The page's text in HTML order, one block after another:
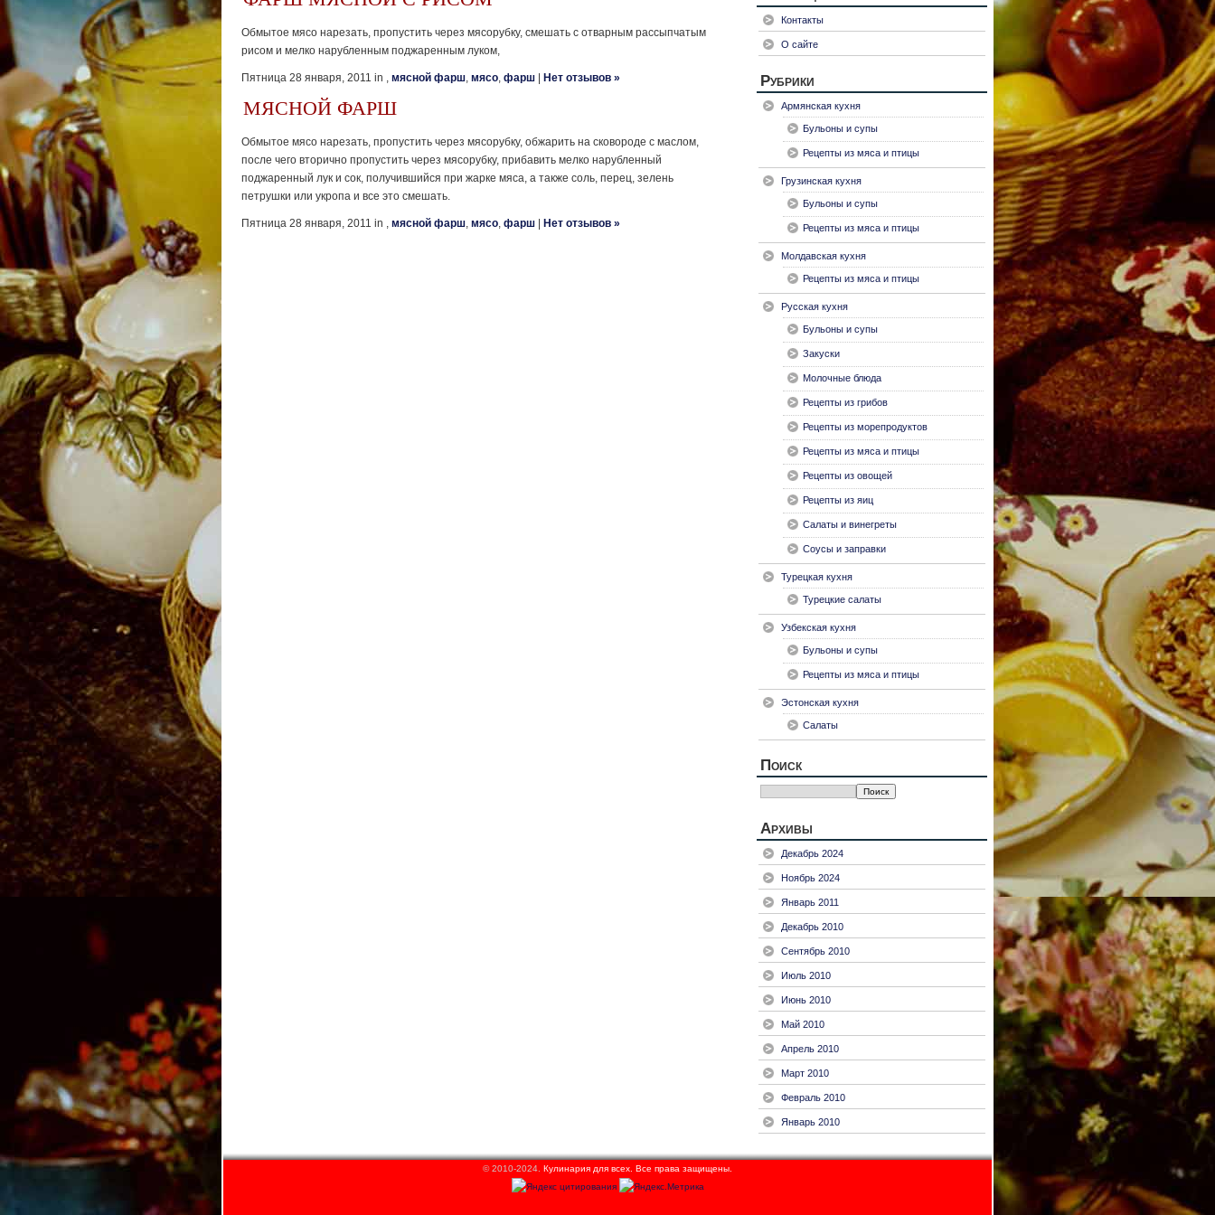
Обмытое мясо нарезать, пропустить через мясорубку, смешать с отварным рассыпчатым
рисом и мелко нарубленным поджаренным луком,
Пятница 28 января, 2011 in , мясной фарш, мясо, фарш Нет отзывов »
МЯСНОЙ ФАРШ
Обмытое мясо нарезать, пропустить через мясорубку, обжарить на сковороде с маслом,
после чего вторично пропустить через мясорубку, прибавить мелко нарубленный
поджаренный лук и сок, получившийся при жарке мяса, а также соль, перец, зелень
петрушки или укропа и все это смешать.
Пятница 28 января, 2011 in , мясной фарш, мясо, фарш Нет отзывов »
Контакты
О сайте
Рубрики
Армянская кухня
Бульоны и супы
Рецепты из мяса и птицы
Грузинская кухня
Бульоны и супы
Рецепты из мяса и птицы
Молдавская кухня
Рецепты из мяса и птицы
Русская кухня
Бульоны и супы
Закуски
Молочные блюда
Рецепты из грибов
Рецепты из морепродуктов
Рецепты из мяса и птицы
Рецепты из овощей
Рецепты из яиц
Салаты и винегреты
Соусы и заправки
Турецкая кухня
Турецкие салаты
Узбекская кухня
Бульоны и супы
Рецепты из мяса и птицы
Эстонская кухня
Салаты
Поиск
Архивы
Декабрь 2024
Ноябрь 2024
Январь 2011
Декабрь 2010
Сентябрь 2010
Июль 2010
Июнь 2010
Май 2010
Апрель 2010
Март 2010
Февраль 2010
Январь 2010
© 2010-2024. Кулинария для всех. Все права защищены.